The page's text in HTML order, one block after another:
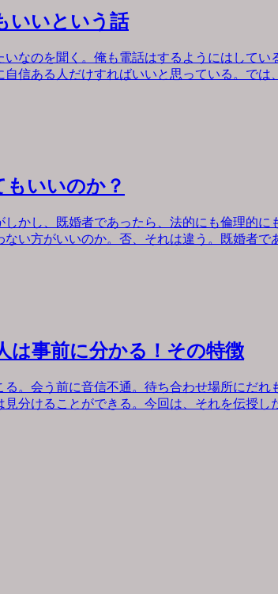
いいという話
なのを聞く。俺も電話はするようにはしてい
信ある人だけすればいいと思っている。では
いいのか？
かし、既婚者であったら、法的にも倫理的に
い方がいいのか。否、それは違う。既婚者で
は事前に分かる！その特徴
。会う前に音信不通。待ち合わせ場所にだれ
分けることができる。今回は、それを伝授し